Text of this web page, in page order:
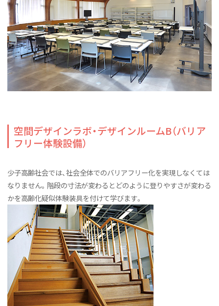
空間デザインラボ・デザインルームB（バリア
フリー体験設備）
少子高齢社会では、社会全体でのバリアフリー化を実現しなくては
なりません。階段の寸法が変わるとどのように登りやすさが変わる
かを高齢化疑似体験装具を付けて学びます。
卒業研究展2026
卒業制作展2025
令和6年度（2024年度）以前入学者 住空間デザイン学類
ニュース&トピックス
空間デザイン学科NEWS
リビングデザインカフェ話